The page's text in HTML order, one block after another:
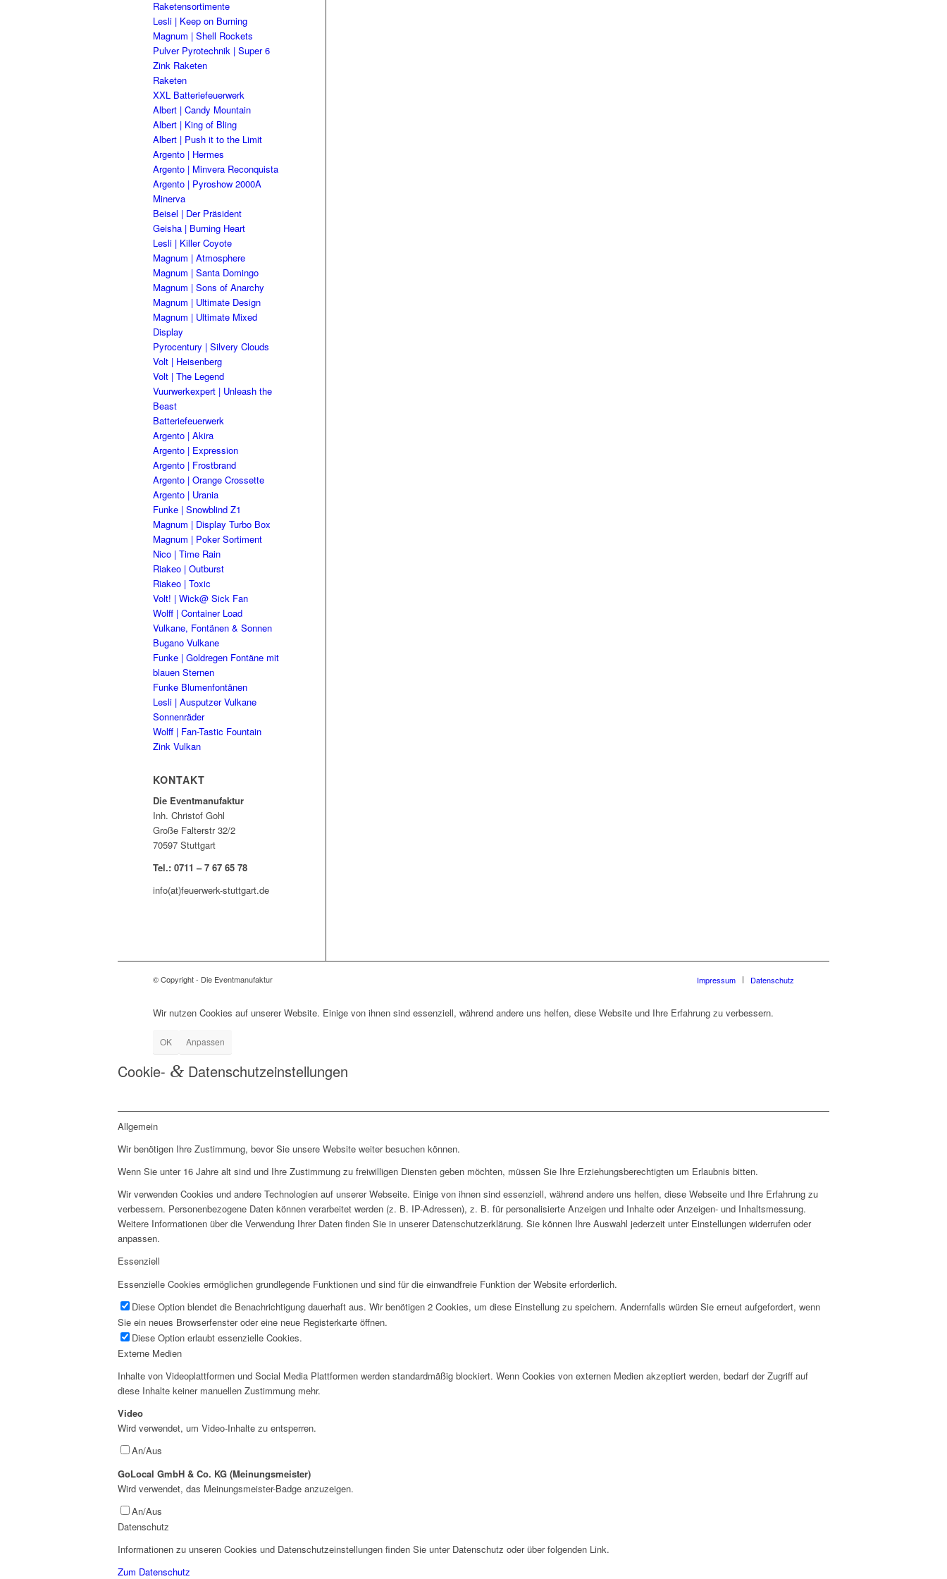
Raketensortimente
Lesli | Keep on Burning
Magnum | Shell Rockets
Pulver Pyrotechnik | Super 6
Zink Raketen
Raketen
XXL Batteriefeuerwerk
Albert | Candy Mountain
Albert | King of Bling
Albert | Push it to the Limit
Argento | Hermes
Argento | Minvera Reconquista
Argento | Pyroshow 2000A
Minerva
Beisel | Der Präsident
Geisha | Burning Heart
Lesli | Killer Coyote
Magnum | Atmosphere
Magnum | Santa Domingo
Magnum | Sons of Anarchy
Magnum | Ultimate Design
Magnum | Ultimate Mixed
Display
Pyrocentury | Silvery Clouds
Volt | Heisenberg
Volt | The Legend
Vuurwerkexpert | Unleash the
Beast
Batteriefeuerwerk
Argento | Akira
Argento | Expression
Argento | Frostbrand
Argento | Orange Crossette
Argento | Urania
Funke | Snowblind Z1
Magnum | Display Turbo Box
Magnum | Poker Sortiment
Nico | Time Rain
Riakeo | Outburst
Riakeo | Toxic
Volt! | Wick@ Sick Fan
Wolff | Container Load
Vulkane, Fontänen & Sonnen
Bugano Vulkane
Funke | Goldregen Fontäne mit
blauen Sternen
Funke Blumenfontänen
Lesli | Ausputzer Vulkane
Sonnenräder
Wolff | Fan-Tastic Fountain
Zink Vulkan
KONTAKT
Die Eventmanufaktur
Inh. Christof Gohl
Große Falterstr 32/2
70597 Stuttgart
Tel.: 0711 – 7 67 65 78
info(at)feuerwerk-stuttgart.de
© Copyright - Die Eventmanufaktur Impressum Datenschutz
Wir nutzen Cookies auf unserer Website. Einige von ihnen sind essenziell, während andere uns helfen, diese Website und Ihre Erfahrung zu verbessern.
OK Anpassen
Cookie- & Datenschutzeinstellungen
Allgemein
Wir benötigen Ihre Zustimmung, bevor Sie unsere Website weiter besuchen können.
Wenn Sie unter 16 Jahre alt sind und Ihre Zustimmung zu freiwilligen Diensten geben möchten, müssen Sie Ihre Erziehungsberechtigten um Erlaubnis bitten.
Wir verwenden Cookies und andere Technologien auf unserer Webseite. Einige von ihnen sind essenziell, während andere uns helfen, diese Webseite und Ihre Erfahrung zu
verbessern. Personenbezogene Daten können verarbeitet werden (z. B. IP-Adressen), z. B. für personalisierte Anzeigen und Inhalte oder Anzeigen- und Inhaltsmessung.
Weitere Informationen über die Verwendung Ihrer Daten finden Sie in unserer Datenschutzerklärung. Sie können Ihre Auswahl jederzeit unter Einstellungen widerrufen oder
anpassen.
Essenziell
Essenzielle Cookies ermöglichen grundlegende Funktionen und sind für die einwandfreie Funktion der Website erforderlich.
Diese Option blendet die Benachrichtigung dauerhaft aus. Wir benötigen 2 Cookies, um diese Einstellung zu speichern. Andernfalls würden Sie erneut aufgefordert, wenn
Sie ein neues Browserfenster oder eine neue Registerkarte öffnen.
Diese Option erlaubt essenzielle Cookies.
Externe Medien
Inhalte von Videoplattformen und Social Media Plattformen werden standardmäßig blockiert. Wenn Cookies von externen Medien akzeptiert werden, bedarf der Zugriff auf
diese Inhalte keiner manuellen Zustimmung mehr.
Video
Wird verwendet, um Video-Inhalte zu entsperren.
An/Aus
GoLocal GmbH & Co. KG (Meinungsmeister)
Wird verwendet, das Meinungsmeister-Badge anzuzeigen.
An/Aus
Datenschutz
Informationen zu unseren Cookies und Datenschutzeinstellungen finden Sie unter Datenschutz oder über folgenden Link.
Zum Datenschutz